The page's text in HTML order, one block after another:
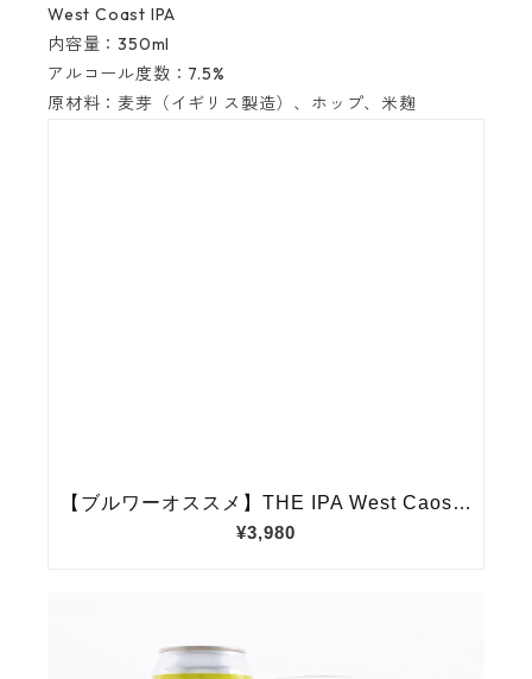
West Coast IPA
内容量：350ml
アルコール度数：7.5%
原材料：麦芽（イギリス製造）、ホップ、米麹